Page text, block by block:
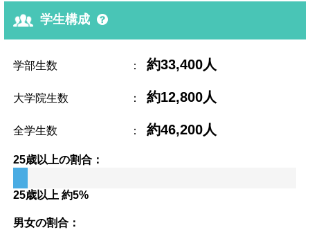
学生構成
学部生数 ： 約33,400人
大学院生数 ： 約12,800人
全学生数 ： 約46,200人
25歳以上の割合：
25歳以上 約5%
男女の割合：